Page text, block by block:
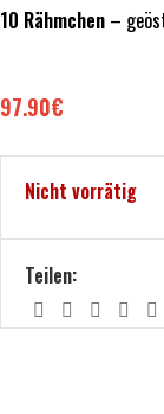
10 Rähmchen –
97.90€
Nicht vorrätig
Teilen: